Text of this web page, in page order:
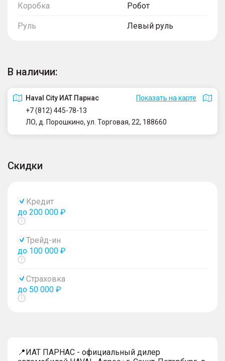
Коробка Робот
Руль Левый руль
В наличии:
Haval City ИАТ Парнас
Показать на карте
+7 (812) 445-78-13
ЛО, д. Порошкино, ул. Торговая, 22, 188660
Скидки
Кредит
до 200 000 ₽
Показать
Трейд-ин
до 100 000 ₽
Показать
Страховка
до 50 000 ₽
Показать
📍ИАТ ПАРНАС - официальный дилер